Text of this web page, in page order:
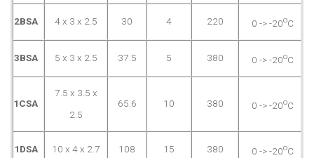
2BSA 4 x 3 x 2.5 30 4 220 0 -> -20oC
3BSA 5 x 3 x 2.5 37.5 5 380 0 -> -20oC
1CSA
7.5 x 3.5 x
2.5
65.6 10 380 0 -> -20oC
1DSA 10 x 4 x 2.7 108 15 380 0 -> -20oC